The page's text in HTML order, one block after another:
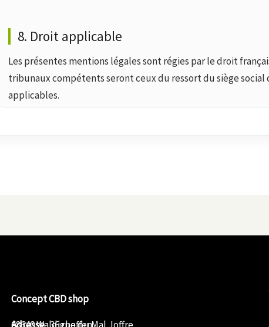
8. Droit applicable
Les présentes mentions légales sont régies par le droit
tribunaux compétents seront ceux du ressort du siège
applicables.
Concept CBD shop